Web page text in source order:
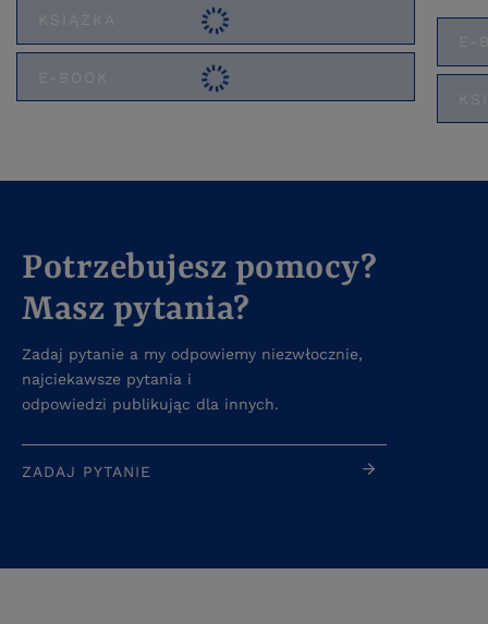
KSIĄŻKA
E-BOOK
E-
Potrzebujesz pomocy?
Masz pytania?
Zadaj pytanie a my odpowiemy niezwłocznie,
najciekawsze pytania i
odpowiedzi publikując dla innych.
ZADAJ PYTANIE